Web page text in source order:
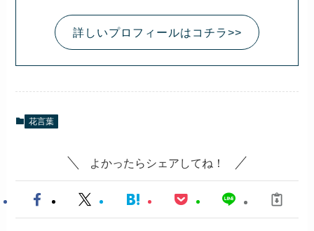
詳しいプロフィールはコチラ>>
花言葉
よかったらシェアしてね！